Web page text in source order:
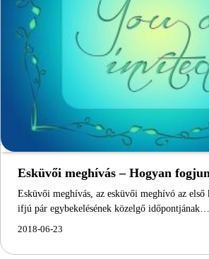
Esküvői meghívás – Hogyan
Esküvői meghívás, az esküvői meghívó az
ifjú pár egybekelésének közelgő időpontjának…
2018-06-23